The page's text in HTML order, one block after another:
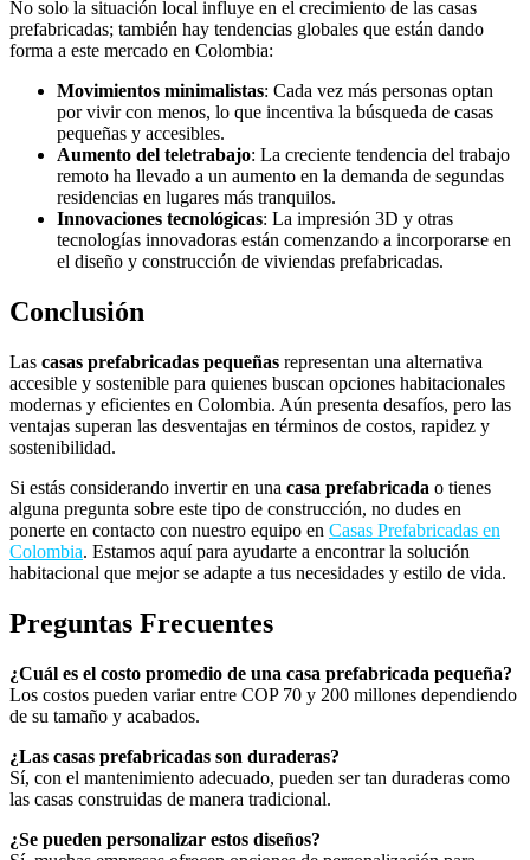
No solo la situación local influye en el crecimiento de las casas
prefabricadas; también hay tendencias globales que están dando
forma a este mercado en Colombia:
Movimientos minimalistas: Cada vez más personas optan
por vivir con menos, lo que incentiva la búsqueda de casas
pequeñas y accesibles.
Aumento del teletrabajo: La creciente tendencia del trabajo
remoto ha llevado a un aumento en la demanda de segundas
residencias en lugares más tranquilos.
Innovaciones tecnológicas: La impresión 3D y otras
tecnologías innovadoras están comenzando a incorporarse en
el diseño y construcción de viviendas prefabricadas.
Conclusión
Las casas prefabricadas pequeñas representan una alternativa
accesible y sostenible para quienes buscan opciones habitacionales
modernas y eficientes en Colombia. Aún presenta desafíos, pero las
ventajas superan las desventajas en términos de costos, rapidez y
sostenibilidad.
Si estás considerando invertir en una casa prefabricada o tienes
alguna pregunta sobre este tipo de construcción, no dudes en
ponerte en contacto con nuestro equipo en Casas Prefabricadas en
Colombia. Estamos aquí para ayudarte a encontrar la solución
habitacional que mejor se adapte a tus necesidades y estilo de vida.
Preguntas Frecuentes
¿Cuál es el costo promedio de una casa prefabricada pequeña?
Los costos pueden variar entre COP 70 y 200 millones dependiendo
de su tamaño y acabados.
¿Las casas prefabricadas son duraderas?
Sí, con el mantenimiento adecuado, pueden ser tan duraderas como
las casas construidas de manera tradicional.
¿Se pueden personalizar estos diseños?